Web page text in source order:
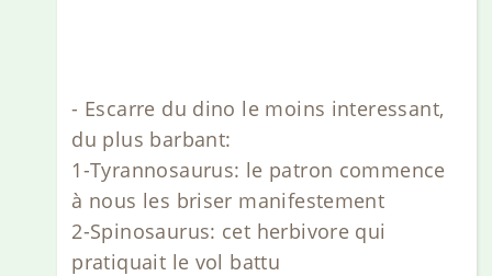
- Escarre du dino le moins interessant,
du plus barbant:
1-Tyrannosaurus: le patron commence
à nous les briser manifestement
2-Spinosaurus: cet herbivore qui
pratiquait le vol battu